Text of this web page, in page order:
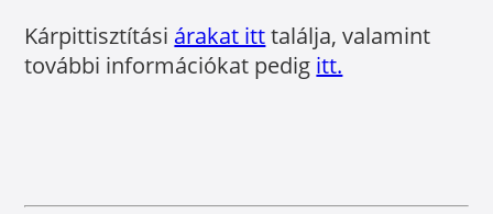
Kárpittisztítási árakat itttalálja, valamint
további információkat pedig itt.